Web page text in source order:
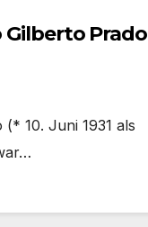
Gilberto Prado
10. Juni 1931 als